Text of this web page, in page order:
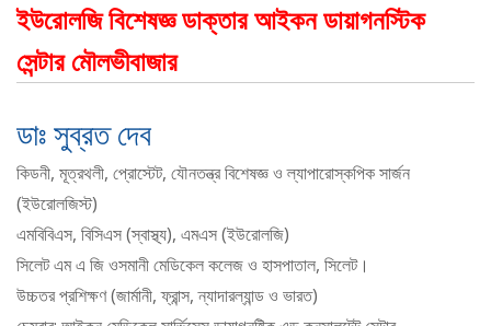
ইউরোলজি বিশেষজ্ঞ ডাক্তার আইকন ডায়াগনস্টিক
সেন্টার মৌলভীবাজার
ডাঃ সুব্রত দেব
কিডনী, মূত্রথলী, প্রোস্টেট, যৌনতন্ত্র বিশেষজ্ঞ ও ল্যাপারোস্কপিক সার্জন
(ইউরোলজিস্ট)
এমবিবিএস, বিসিএস (স্বাস্থ্য), এমএস (ইউরোলজি)
সিলেট এম এ জি ওসমানী মেডিকেল কলেজ ও হাসপাতাল, সিলেট।
উচ্চতর প্রশিক্ষণ (জার্মানী, ফ্রান্স, ন্যাদারল্যান্ড ও ভারত)